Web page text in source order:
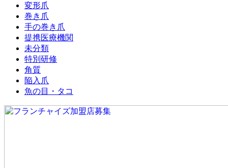
変形爪
巻き爪
手の巻き爪
提携医療機関
未分類
特別研修
角質
陥入爪
魚の目・タコ